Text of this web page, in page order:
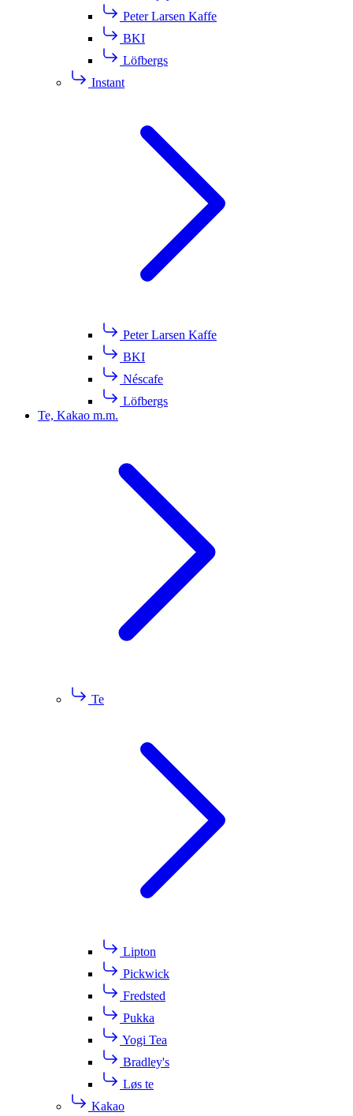
Peter Larsen Kaffe
BKI
Löfbergs
Instant
Peter Larsen Kaffe
BKI
Néscafe
Löfbergs
Te, Kakao m.m.
Te
Lipton
Pickwick
Fredsted
Pukka
Yogi Tea
Bradley's
Løs te
Kakao